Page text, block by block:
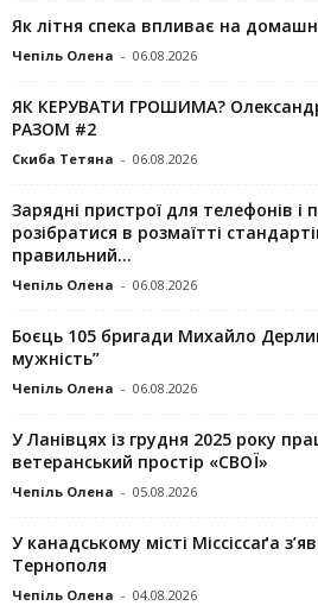
Як літня спека впливає на
Чепіль Олена - 06.08.2026
ЯК КЕРУВАТИ ГРОШИМА?
РАЗОМ #2
Скиба Тетяна - 06.08.2026
Зарядні пристрої для телефонів і
розібратися в розмаїтті
правильний...
Чепіль Олена - 06.08.2026
Боєць 105 бригади Михайло
мужність”
Чепіль Олена - 06.08.2026
У Ланівцях із грудня 2025 року
ветеранський простір «СВОЇ»
Чепіль Олена - 05.08.2026
У канадському місті Міссіссаґа
Тернополя
Чепіль Олена - 04.08.2026